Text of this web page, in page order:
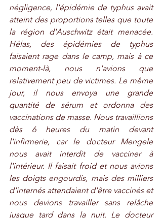
négligence, l'épidémie de typhus avait
atteint des proportions telles que toute
la région d'Auschwitz était menacée.
Hélas, des épidémies de typhus
faisaient rage dans le camp, mais à ce
moment-là, nous n'avions que
relativement peu de victimes. Le même
jour, il nous envoya une grande
quantité de sérum et ordonna des
vaccinations de masse. Nous travaillions
dès 6 heures du matin devant
l'infirmerie, car le docteur Mengele
nous avait interdit de vacciner à
l'intérieur. Il faisait froid et nous avions
les doigts engourdis, mais des milliers
d'internés attendaient d'être vaccinés et
nous devions travailler sans relâche
jusque tard dans la nuit. Le docteur